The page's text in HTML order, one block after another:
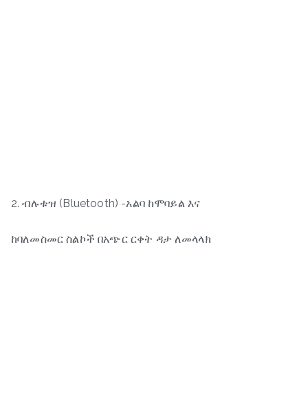
2. ብሉቱዝ (Bluetooth) -አልባ ከሞባይል እና
ከባለመስመር ስልኮች በአጭር ርቀት ዳታ ለመላላክ